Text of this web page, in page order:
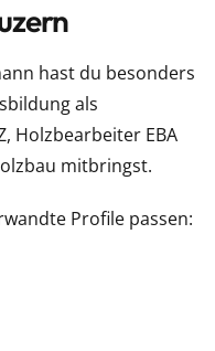
hast du besonders
als
Holzbearbeiter EBA
mitbringst.
Profile passen: